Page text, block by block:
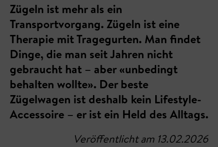
Zügeln ist mehr als ein
Transportvorgang. Zügeln ist eine
Therapie mit Tragegurten. Man findet
Dinge, die man seit Jahren nicht
gebraucht hat – aber «unbedingt
behalten wollte». Der beste
Zügelwagen ist deshalb kein Lifestyle-
Accessoire – er ist ein Held des Alltags.
Veröffentlicht am 13.02.2026